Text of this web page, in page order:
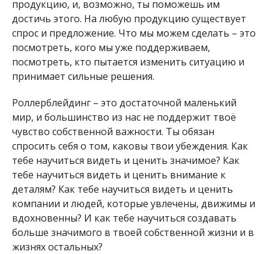
продукцию, и, возможно, ты поможешь им
достичь этого. На любую продукцию существует
спрос и предложение. Что мы можем сделать – это
посмотреть, кого мы уже поддерживаем,
посмотреть, кто пытается изменить ситуацию и
принимает сильные решения.
Роллерблейдинг – это достаточной маленький
мир, и большинство из нас не поддержит твоё
чувство собственной важности. Ты обязан
спросить себя о том, каковы твои убеждения. Как
тебе научиться видеть и ценить значимое? Как
тебе научиться видеть и ценить внимание к
деталям? Как тебе научиться видеть и ценить
компании и людей, которые увлечены, движимы и
вдохновенны? И как тебе научиться создавать
больше значимого в твоей собственной жизни и в
жизнях остальных?